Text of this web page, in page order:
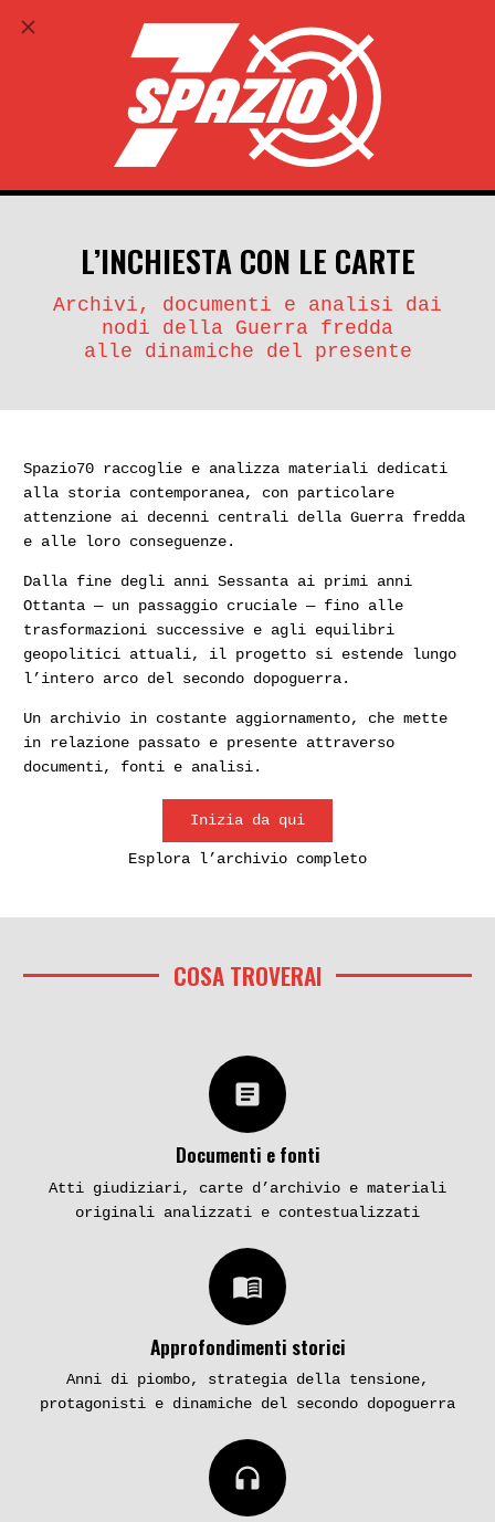
ABBONATI
search account_circle
L’INCHIESTA CON LE CARTE
Archivi, documenti e analisi dai
nodi della Guerra fredda
alle dinamiche del presente
Spazio70 raccoglie e analizza materiali dedicati
alla storia contemporanea, con particolare
attenzione ai decenni centrali della Guerra fredda
e alle loro conseguenze.
Dalla fine degli anni Sessanta ai primi anni
Ottanta — un passaggio cruciale — fino alle
trasformazioni successive e agli equilibri
geopolitici attuali, il progetto si estende lungo
l’intero arco del secondo dopoguerra.
Un archivio in costante aggiornamento, che mette
in relazione passato e presente attraverso
documenti, fonti e analisi.
Inizia da qui
Esplora l’archivio completo
COSA TROVERAI
article
Documenti e fonti
Atti giudiziari, carte d’archivio e materiali
originali analizzati e contestualizzati
menu_book
Approfondimenti storici
Anni di piombo, strategia della tensione,
protagonisti e dinamiche del secondo dopoguerra
headphones